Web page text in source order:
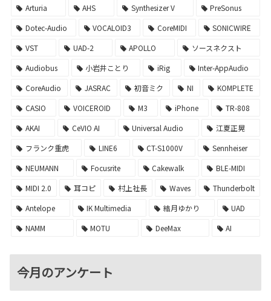
Arturia
AHS Synthesizer V
PreSonus
Dotec-Audio
VOCALOID3 CoreMIDI
SONICWIRE
VST
UAD-2 APOLLO
ソースネクスト
Audiobus
小岩井ことり iRig
Inter-AppAudio
CoreAudio
JASRAC 初音ミク NI
KOMPLETE
CASIO
VOICEROID M3 iPhone
TR-808
AKAI
CeVIO AI Universal Audio
江夏正晃
フランク重虎
LINE6 CT-S1000V
Sennheiser
NEUMANN
Focusrite Cakewalk
BLE-MIDI
MIDI 2.0
耳コピ 村上社長 Waves
Thunderbolt
Antelope
IK Multimedia 結月ゆかり
UAD
NAMM
MOTU DeeMax AI
今月のアンケート